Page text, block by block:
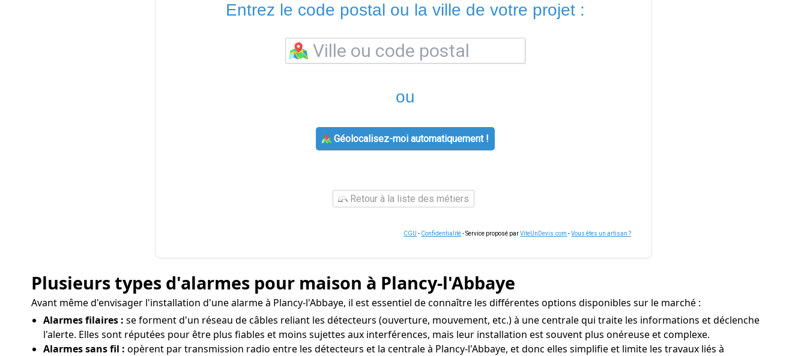
Entrez le code postal ou la ville de votre projet :
ou
Géolocalisez-moi automatiquement !
Retour à la liste des métiers
CGU - Confidentialité- Service proposé parViteUnDevis.com -Vous êtes un artisan ?
Plusieurs types d'alarmes pour maison à Plancy-l'Abbaye
Avant même d'envisager l'installation d'une alarme à Plancy-l'Abbaye, il est essentiel de connaître les différentes options disponibles sur le marché :
Alarmes filaires : se forment d'un réseau de câbles reliant les détecteurs (ouverture, mouvement, etc.) à une centrale qui traite les informations et déclenche
l'alerte. Elles sont réputées pour être plus fiables et moins sujettes aux interférences, mais leur installation est souvent plus onéreuse et complexe.
Alarmes sans fil : opèrent par transmission radio entre les détecteurs et la centrale à Plancy-l'Abbaye, et donc elles simplifie et limite les travaux liés à